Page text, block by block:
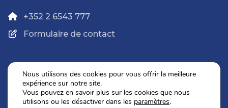
+352 2 6543 777
Formulaire de contact
Politique de confidentialité
Mentions légales
Nous utilisons des cookies pour vous offrir la meilleure
expérience sur notre site.
Vous pouvez en savoir plus sur les cookies que nous
utilisons ou les désactiver dans les paramètres.